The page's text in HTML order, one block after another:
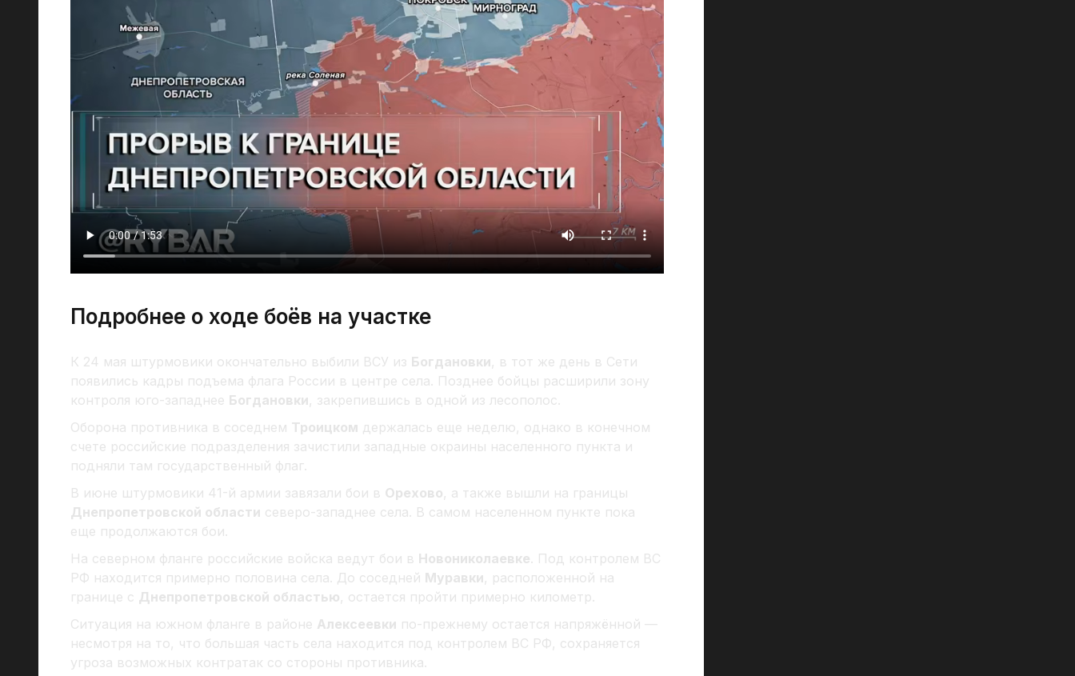
Подробнее о ходе боёв на участке
К 24 мая штурмовики окончательно выбили ВСУ из Богдановки, в тот же день в Сети
появились кадры подъема флага России в центре села. Позднее бойцы расширили зону
контроля юго-западнее Богдановки, закрепившись в одной из лесополос.
Оборона противника в соседнем Троицком держалась еще неделю, однако в конечном
счете российские подразделения зачистили западные окраины населенного пункта и
подняли там государственный флаг.
В июне штурмовики 41-й армии завязали бои в Орехово, а также вышли на границы
Днепропетровской области северо-западнее села. В самом населенном пункте пока
еще продолжаются бои.
На северном фланге российские войска ведут бои в Новониколаевке. Под контролем ВС
РФ находится примерно половина села. До соседней Муравки, расположенной на
границе с Днепропетровской областью, остается пройти примерно километр.
Ситуация на южном фланге в районе Алексеевки по-прежнему остается напряжённой —
несмотря на то, что большая часть села находится под контролем ВС РФ, сохраняется
угроза возможных контратак со стороны противника.